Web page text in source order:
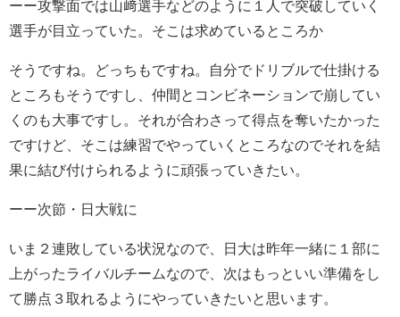
ーー攻撃面では山﨑選手などのように１人で突破していく
選手が目立っていた。そこは求めているところか
そうですね。どっちもですね。自分でドリブルで仕掛ける
ところもそうですし、仲間とコンビネーションで崩してい
くのも大事ですし。それが合わさって得点を奪いたかった
ですけど、そこは練習でやっていくところなのでそれを結
果に結び付けられるように頑張っていきたい。
ーー次節・日大戦に
いま２連敗している状況なので、日大は昨年一緒に１部に
上がったライバルチームなので、次はもっといい準備をし
て勝点３取れるようにやっていきたいと思います。